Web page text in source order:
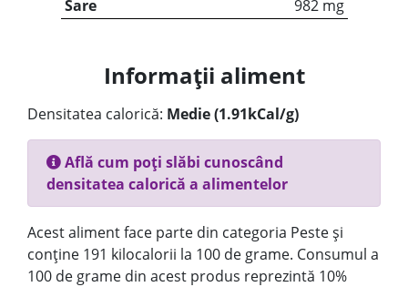
Sare
982 mg
Informații aliment
Densitatea calorică: Medie (1.91kCal/g)
Află cum poți slăbi cunoscând
densitatea calorică a alimentelor
Acest aliment face parte din categoria Peste și
conține 191 kilocalorii la 100 de grame. Consumul a
100 de grame din acest produs reprezintă 10%